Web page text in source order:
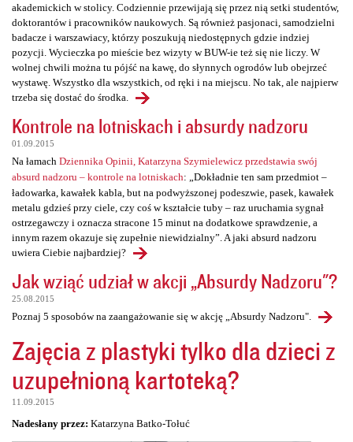
akademickich w stolicy. Codziennie przewijają się przez nią setki studentów,
doktorantów i pracowników naukowych. Są również pasjonaci, samodzielni
badacze i warszawiacy, którzy poszukują niedostępnych gdzie indziej
pozycji. Wycieczka po mieście bez wizyty w BUW-ie też się nie liczy. W
wolnej chwili można tu pójść na kawę, do słynnych ogrodów lub obejrzeć
wystawę. Wszystko dla wszystkich, od ręki i na miejscu. No tak, ale najpierw
trzeba się dostać do środka.
Kontrole na lotniskach i absurdy nadzoru
01.09.2015
Na łamach Dziennika Opinii, Katarzyna Szymielewicz przedstawia swój
absurd nadzoru – kontrole na lotniskach: „Dokładnie ten sam przedmiot –
ładowarka, kawałek kabla, but na podwyższonej podeszwie, pasek, kawałek
metalu gdzieś przy ciele, czy coś w kształcie tuby – raz uruchamia sygnał
ostrzegawczy i oznacza stracone 15 minut na dodatkowe sprawdzenie, a
innym razem okazuje się zupełnie niewidzialny”. A jaki absurd nadzoru
uwiera Ciebie najbardziej?
Jak wziąć udział w akcji „Absurdy Nadzoru"?
25.08.2015
Poznaj 5 sposobów na zaangażowanie się w akcję „Absurdy Nadzoru".
Zajęcia z plastyki tylko dla dzieci z
uzupełnioną kartoteką?
11.09.2015
Nadesłany przez: Katarzyna Batko-Tołuć